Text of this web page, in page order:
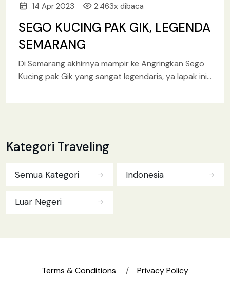
14 Apr 2023 2.463x dibaca
SEGO KUCING PAK GIK, LEGENDA
SEMARANG
Di Semarang akhirnya mampir ke Angringkan Sego
Kucing pak Gik yang sangat legendaris, ya lapak ini
Kategori Traveling
Semua Kategori Indonesia
Luar Negeri
Terms & Conditions Privacy Policy